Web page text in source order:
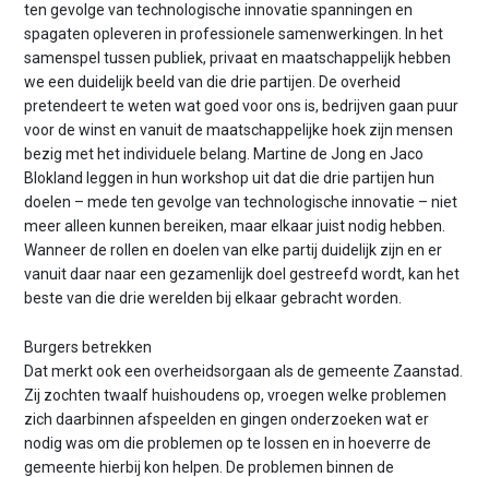
ten gevolge van technologische innovatie spanningen en
spagaten opleveren in professionele samenwerkingen. In het
samenspel tussen publiek, privaat en maatschappelijk hebben
we een duidelijk beeld van die drie partijen. De overheid
pretendeert te weten wat goed voor ons is, bedrijven gaan puur
voor de winst en vanuit de maatschappelijke hoek zijn mensen
bezig met het individuele belang. Martine de Jong en Jaco
Blokland leggen in hun workshop uit dat die drie partijen hun
doelen – mede ten gevolge van technologische innovatie – niet
meer alleen kunnen bereiken, maar elkaar juist nodig hebben.
Wanneer de rollen en doelen van elke partij duidelijk zijn en er
vanuit daar naar een gezamenlijk doel gestreefd wordt, kan het
beste van die drie werelden bij elkaar gebracht worden.
Burgers betrekken
Dat merkt ook een overheidsorgaan als de gemeente Zaanstad.
Zij zochten twaalf huishoudens op, vroegen welke problemen
zich daarbinnen afspeelden en gingen onderzoeken wat er
nodig was om die problemen op te lossen en in hoeverre de
gemeente hierbij kon helpen. De problemen binnen de